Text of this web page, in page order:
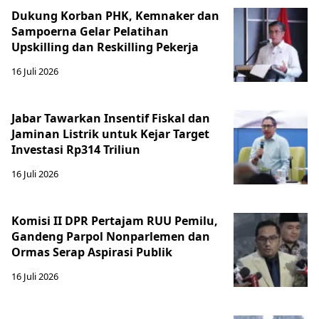
Dukung Korban PHK, Kemnaker dan
Sampoerna Gelar Pelatihan
Upskilling dan Reskilling Pekerja
16 Juli 2026
Jabar Tawarkan Insentif Fiskal dan
Jaminan Listrik untuk Kejar Target
Investasi Rp314 Triliun
16 Juli 2026
Komisi II DPR Pertajam RUU Pemilu,
Gandeng Parpol Nonparlemen dan
Ormas Serap Aspirasi Publik
16 Juli 2026